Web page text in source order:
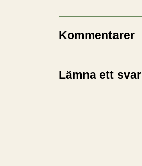
Kommentarer
Lämna ett svar